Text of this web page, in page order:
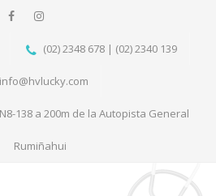
(02) 2348 678 | (02) 2340 139
info@hvlucky.com
138 a 200m de la Autopista General
Rumiñahui